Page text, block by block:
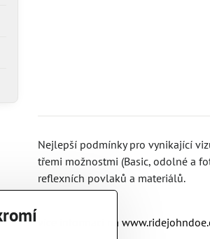
Nejlepší podmínky pro vynikající
třemi možnostmi (Basic, odolné a
reflexních povlaků a materiálů.
více informací na